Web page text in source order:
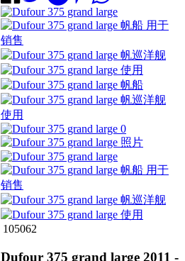
105062
Dufour 375 grand large 2011 -